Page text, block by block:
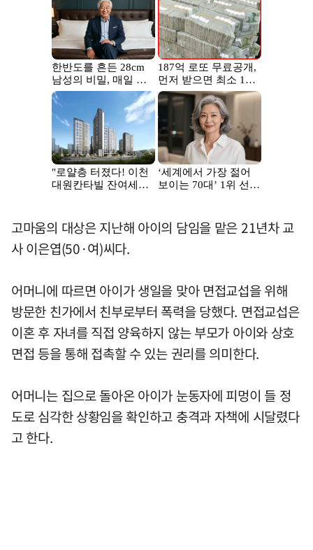
고마움의 대상은 지난해 아이의 담임을 맡은 21년차 교
사 이은엽(50·여)씨다.
어머니에 따르면 아이가 생일을 맞아 면접교섭을 위해
방문한 친가에서 친부로부터 폭력을 당했다. 면접교섭은
이혼 후 자녀를 직접 양육하지 않는 부모가 아이와 상호
면접 등을 통해 접촉할 수 있는 권리를 의미한다.
어머니는 집으로 돌아온 아이가 눈동자에 피멍이 들 정
도로 심각한 상황임을 확인하고 충격과 자책에 시달렸다
고 한다.